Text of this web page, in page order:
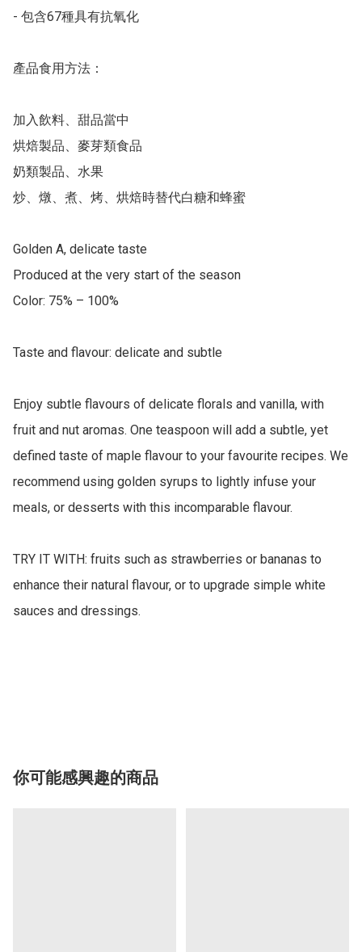
- 包含67種具有抗氧化
產品食用方法：
加入飲料、甜品當中
烘焙製品、麥芽類食品
奶類製品、水果
炒、燉、煮、烤、烘焙時替代白糖和蜂蜜
Golden A, delicate taste
Produced at the very start of the season
Color: 75% – 100%
Taste and flavour: delicate and subtle
Enjoy subtle flavours of delicate florals and vanilla, with
fruit and nut aromas. One teaspoon will add a subtle, yet
defined taste of maple flavour to your favourite recipes. We
recommend using golden syrups to lightly infuse your
meals, or desserts with this incomparable flavour.
TRY IT WITH: fruits such as strawberries or bananas to
enhance their natural flavour, or to upgrade simple white
sauces and dressings.
你可能感興趣的商品